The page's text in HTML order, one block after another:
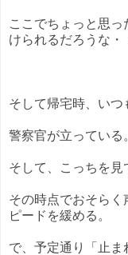
ここでちょっと思
けられるだろうな・
そして帰宅時、いつ
警察官が立っている
そして、こっちを見
その時点でおそらく
ピードを緩める。
で、予定通り「止ま